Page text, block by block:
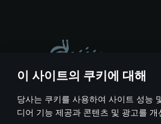
이 사이트의 쿠키에 대해
당사는 쿠키를 사용하여 사이트 성능
디어 기능 제공과 콘텐츠 및 광고를
게임 에서 어떠한 현실의 무
© 2011—2026 Gaijin Games Kft.
이용 약관